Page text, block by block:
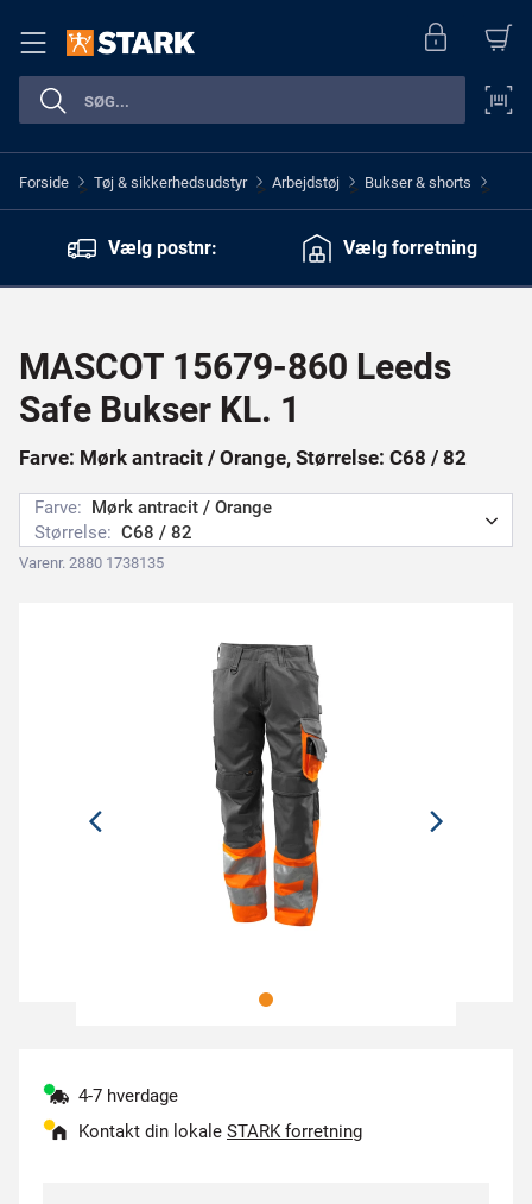
Forside > Tøj & sikkerhedsudstyr > Arbejdstøj > Bukser & shorts >
Vælg postnr: Vælg forretning
MASCOT 15679-860 Leeds
Safe Bukser KL. 1
Farve: Mørk antracit / Orange, Størrelse: C68 / 82
Farve: Mørk antracit / Orange
Størrelse: C68 / 82
Varenr. 2880 1738135
4-7 hverdage
Kontakt din lokale STARK forretning